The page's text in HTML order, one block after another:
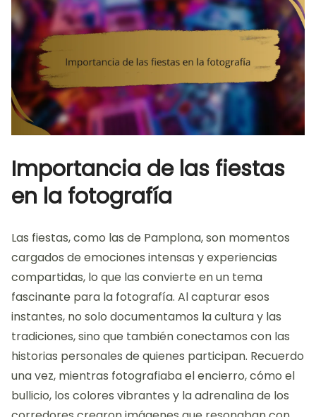
Importancia de las fiestas
en la fotografía
Las fiestas, como las de Pamplona, son momentos
cargados de emociones intensas y experiencias
compartidas, lo que las convierte en un tema
fascinante para la fotografía. Al capturar esos
instantes, no solo documentamos la cultura y las
tradiciones, sino que también conectamos con las
historias personales de quienes participan. Recuerdo
una vez, mientras fotografiaba el encierro, cómo el
bullicio, los colores vibrantes y la adrenalina de los